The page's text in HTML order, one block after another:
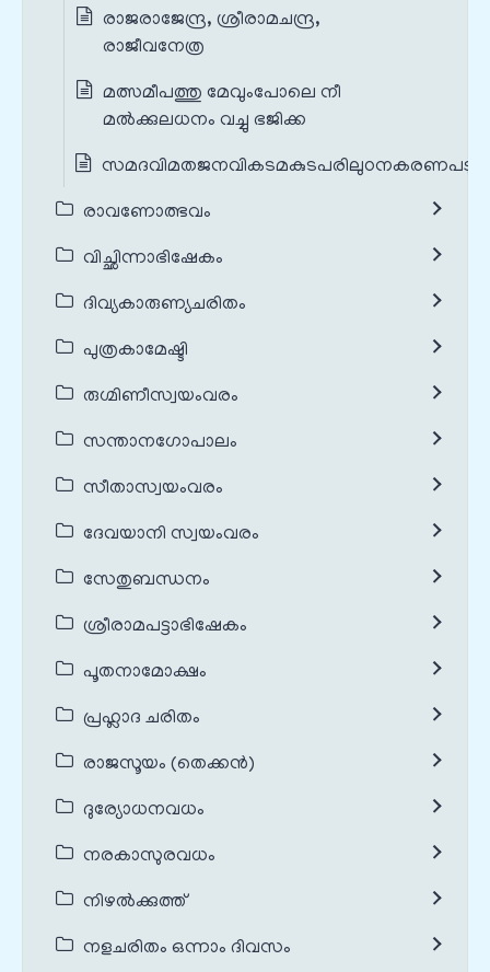
രാജരാജേന്ദ്ര, ശ്രീരാമചന്ദ്ര,
രാജീവനേത്ര
മത്സമീപത്തു മേവുംപോലെ നീ
മൽക്കുലധനം വച്ചു ഭജിക്ക
സമദവിമതജനവികടമകുടപരിലുഠനകരണപടു
രാവണോത്ഭവം
വിച്ഛിന്നാഭിഷേകം
ദിവ്യകാരുണ്യചരിതം
പുത്രകാമേഷ്ടി
രുഗ്മിണീസ്വയംവരം
സന്താനഗോപാലം
സീതാസ്വയംവരം
ദേവയാനി സ്വയംവരം
സേതുബന്ധനം
ശ്രീരാമപട്ടാഭിഷേകം
പൂതനാമോക്ഷം
പ്രഹ്ലാദ ചരിതം
രാജസൂയം (തെക്കൻ)
ദുര്യോധനവധം
നരകാസുരവധം
നിഴൽക്കുത്ത്
നളചരിതം ഒന്നാം ദിവസം